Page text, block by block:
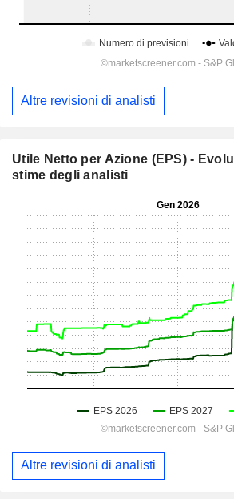
Altre revisioni di analisti
Utile Netto per Azione (EPS) -
stime degli analisti
Altre revisioni di analisti